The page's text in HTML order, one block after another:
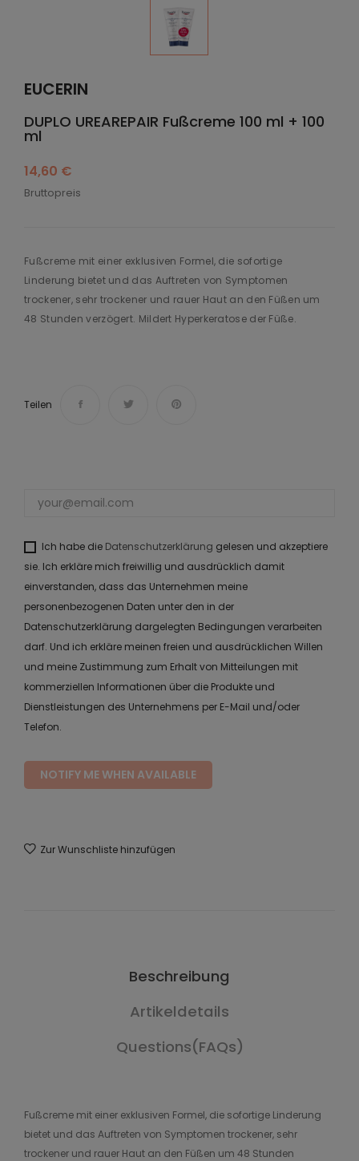
EUCERIN
DUPLO UREAREPAIR Fußcreme 100 ml + 100
ml
14,60 €
Bruttopreis
Fußcreme mit einer exklusiven Formel, die sofortige
Linderung bietet und das Auftreten von Symptomen
trockener, sehr trockener und rauer Haut an den Füßen um
48 Stunden verzögert. Mildert Hyperkeratose der Füße.
Teilen
Ich habe die Datenschutzerklärung gelesen und akzeptiere
sie. Ich erkläre mich freiwillig und ausdrücklich damit
einverstanden, dass das Unternehmen meine
personenbezogenen Daten unter den in der
Datenschutzerklärung dargelegten Bedingungen verarbeiten
darf. Und ich erkläre meinen freien und ausdrücklichen Willen
und meine Zustimmung zum Erhalt von Mitteilungen mit
kommerziellen Informationen über die Produkte und
Dienstleistungen des Unternehmens per E-Mail und/oder
Telefon.
NOTIFY ME WHEN AVAILABLE
Zur Wunschliste hinzufügen
Beschreibung
Artikeldetails
Questions(FAQs)
Fußcreme mit einer exklusiven Formel, die sofortige Linderung
bietet und das Auftreten von Symptomen trockener, sehr
trockener und rauer Haut an den Füßen um 48 Stunden